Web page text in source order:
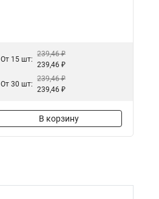
От 15 шт:
239,46 ₽
239,46 ₽
От 30 шт:
239,46 ₽
239,46 ₽
В корзину